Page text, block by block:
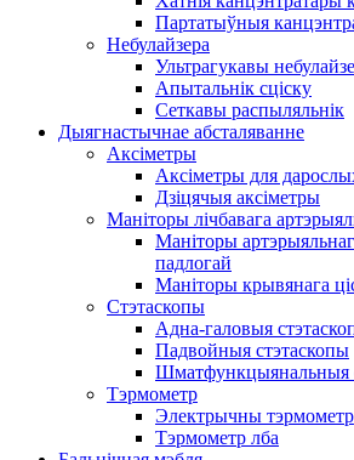
Партатыўныя
Небулайзера
Ультрагукавы
Апытальнік сціску
Сеткавы распыляльнік
Дыягнастычнае абсталяванне
Аксіметры
Аксіметры для
Дзіцячыя аксіметры
Маніторы лічбавага
Маніторы
падлогай
Маніторы крывянага
Стэтаскопы
Адна-галовыя
Падвойныя стэтаскопы
Шматфункцыянальныя
Тэрмометр
Электрычны тэрмометр
Тэрмометр лба